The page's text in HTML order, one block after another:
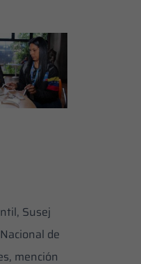
en el
la sala
Rojas
Aquiles
Susej
de
mención